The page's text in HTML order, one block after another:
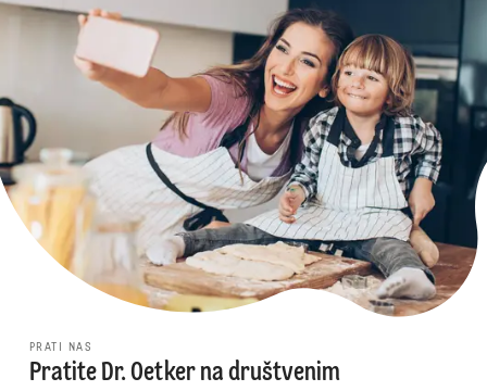
PRATI NAS
Pratite Dr. Oetker na društvenim